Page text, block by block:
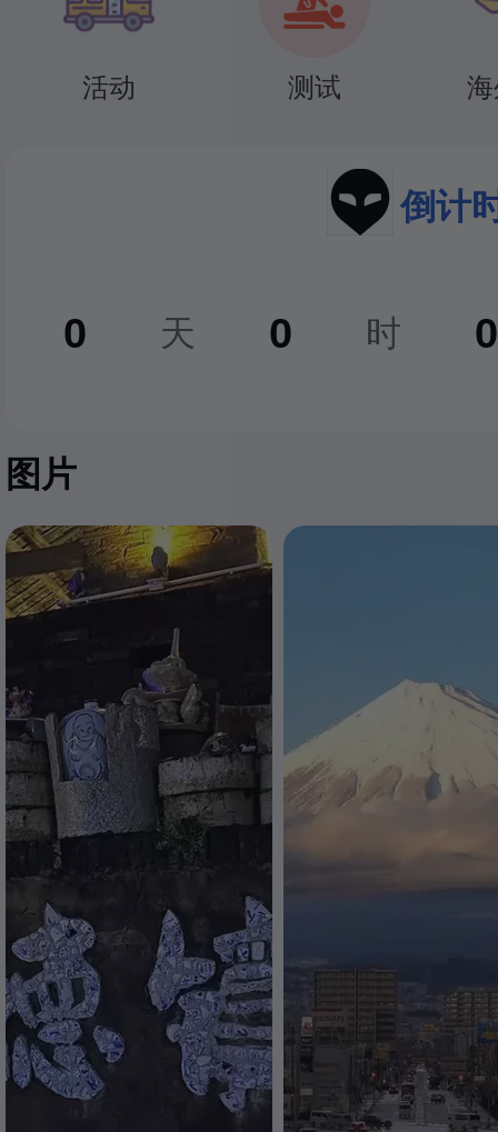
活动 测试
倒计
0 天 0 时 0
图片